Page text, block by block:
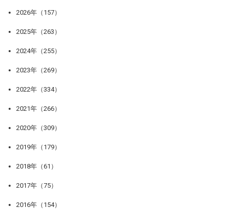
2026年（157）
2025年（263）
2024年（255）
2023年（269）
2022年（334）
2021年（266）
2020年（309）
2019年（179）
2018年（61）
2017年（75）
2016年（154）